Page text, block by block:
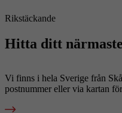
Rikstäckande
Hitta ditt
Vi finns i hela Sverige från
postnummer eller via kartan